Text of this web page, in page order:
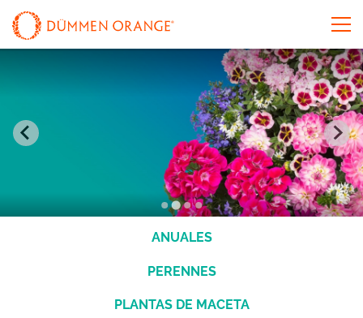
ANUALES
PERENNES
PLANTAS DE MACETA